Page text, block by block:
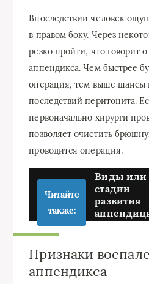
Впоследствии человек
в правом боку. Через
резко пройти, что говорит
аппендикса. Чем быстрее
операция, тем выше шансы
последствий перитонита.
первоначально хирурги
позволяет очистить
проводится операция.
Читайте
также:
Виды или
стадии
развития
Признаки
аппендикса